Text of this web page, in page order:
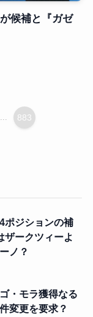
候補と『ガゼ
... 883
ポジションの補
ークツィーよ
ノ？
・モラ獲得なる
変更を要求？